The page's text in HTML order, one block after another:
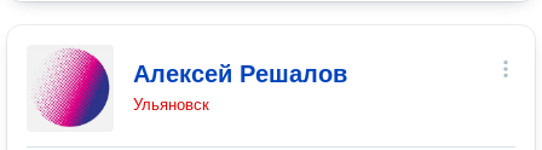
Алексей Решалов
Ульяновск